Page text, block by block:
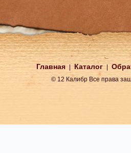
Главная Каталог
© 12 Калибр Все права